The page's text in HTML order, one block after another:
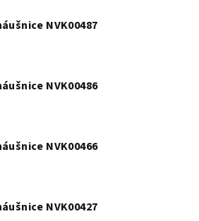
NVK00487
NVK00486
NVK00466
NVK00427